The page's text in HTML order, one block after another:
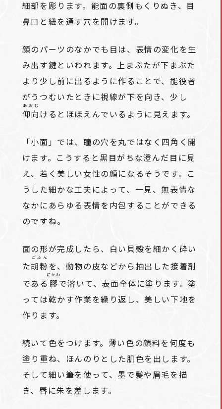
細部を彫ります。能面の裏側もくりぬき、目
鼻口と紐を通す穴を開けます。
顔のパーツのなかでも目は、表情の変化を生
み出す鍵といわれます。上まぶたが下まぶた
より少し前に出るように作ることで、能役者
がうつむいたときに視線が下を向き、少し
仰向
あおむ
けるとほほえんでいるように見えます。
「小面」では、瞳の穴を丸ではなく四角く開
けます。こうすると黒目がちな澄んだ目に見
え、若く美しい女性の顔になるそうです。こ
うした細かな工夫によって、一見、無表情な
なかにあらゆる表情を内包することができる
のですね。
面の形が完成したら、白い貝殻を細かく砕い
た胡粉
ごふん
を、動物の皮などから抽出した接着剤
である 膠
にかわ
で溶いて、表面全体に塗ります。塗
っては乾かす作業を繰り返し、美しい下地を
作ります。
続いて色をつけます。薄い色の顔料を何度も
塗り重ね、ほんのりとした肌色を出します。
そして細い筆を使って、墨で髪や眉毛を描
き、唇に朱を差します。